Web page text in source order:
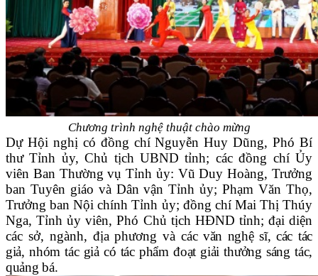
Chương trình nghệ thuật chào mừng
Dự Hội nghị có đồng chí Nguyễn Huy Dũng, Phó Bí
thư Tỉnh ủy, Chủ tịch UBND tỉnh; các đồng chí Ủy
viên Ban Thường vụ Tỉnh ủy: Vũ Duy Hoàng, Trưởng
ban Tuyên giáo và Dân vận Tỉnh ủy; Phạm Văn Thọ,
Trưởng ban Nội chính Tỉnh ủy; đồng chí Mai Thị Thúy
Nga, Tỉnh ủy viên, Phó Chủ tịch HĐND tỉnh; đại diện
các sở, ngành, địa phương vàcác văn nghệ sĩ, các tác
giả, nhóm tác giảcó tác phẩm đoạt giải thưởng sáng tác,
quảng bá.